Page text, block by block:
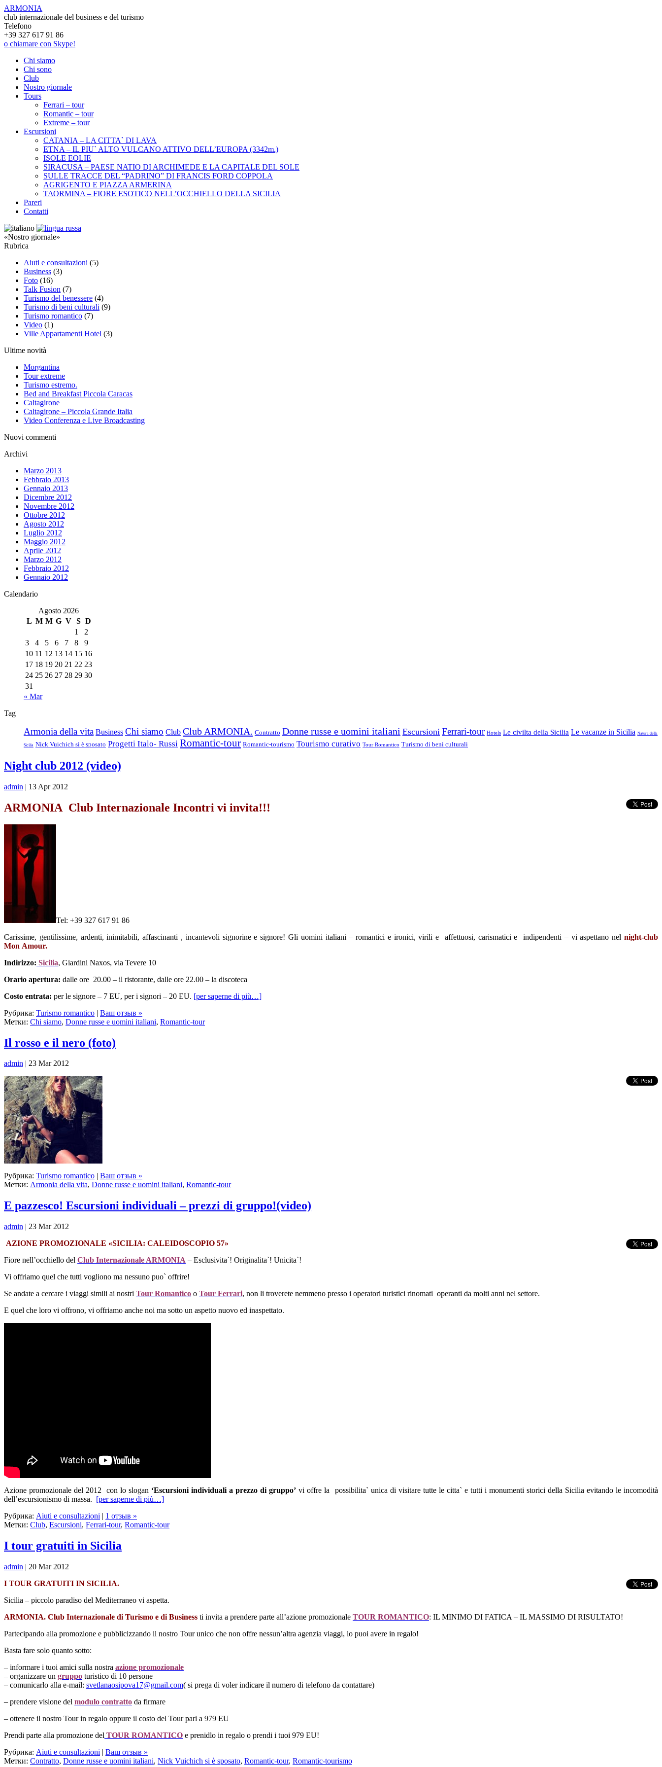
ARMONIA
club internazionale del business e del turismo
Telefono
+39 327 617 91 86
o chiamare con Skype!
Chi siamo
Chi sono
Club
Nostro giornale
Tours
Ferrari – tour
Romantic – tour
Extreme – tour
Escursioni
CATANIA – LA CITTA` DI LAVA
ETNA – IL PIU` ALTO VULCANO ATTIVO DELL’EUROPA (3342m.)
ISOLE EOLIE
SIRACUSA – PAESE NATIO DI ARCHIMEDE E LA CAPITALE DEL SOLE
SULLE TRACCE DEL “PADRINO” DI FRANCIS FORD COPPOLA
АGRIGENTO E PIAZZA ARMERINA
ТАОRMINA – FIORE ESOTICO NELL’OCCHIELLO DELLA SICILIA
Pareri
Contatti
«Nostro giornale»
Rubrica
Aiuti e consultazioni (5)
Business (3)
Foto (16)
Talk Fusion (7)
Turismo del benessere (4)
Turismo di beni culturali (9)
Turismo romantico (7)
Video (1)
Ville Appartamenti Hotel (3)
Ultime novità
Morgantina
Tour extreme
Turismo estremo.
Bed and Breakfast Piccola Caracas
Caltagirone
Caltagirone – Piccola Grande Italia
Video Conferenza e Live Broadcasting
Nuovi commenti
Archivi
Marzo 2013
Febbraio 2013
Gennaio 2013
Dicembre 2012
Novembre 2012
Ottobre 2012
Agosto 2012
Luglio 2012
Maggio 2012
Aprile 2012
Marzo 2012
Febbraio 2012
Gennaio 2012
Calendario
Agosto 2026
L M M G V S D
1
2
3
4 5 6 7 8
9
10 11 12 13 14 15 16
17 18 19 20 21 22 23
24 25 26 27 28 29 30
31
« Mar
Tag
Armonia della vita Business Chi siamo Club Club ARMONIA. Contratto Donne russe e uomini italiani Escursioni Ferrari-tour Hotels Le civilta della Sicilia Le vacanze in Sicilia Natura della
Sicilia Nick Vuichich si è sposato Progetti Italo- Russi Romantic-tour Romantic-tourismo Tourismo curativo Tour Romantico Turismo di beni culturali
Night club 2012 (video)
admin | 13 Apr 2012
ARMONIA Club Internazionale Incontri vi invita!!!
Теl: +39 327 617 91 86
Carissime, gentilissime, ardenti, inimitabili, affascinanti , incantevoli signorine e signore! Gli uomini italiani – romantici e ironici, virili e affettuosi, carismatici e indipendenti – vi aspettano nel night-club
Mon Amour.
Indirizzo: Sicilia, Giardini Naxos, via Tevere 10
Orario apertura: dalle ore 20.00 – il ristorante, dalle ore 22.00 – la discoteca
Costo entrata: per le signore – 7 EU, per i signori – 20 EU. [per saperne di più…]
Рубрика: Turismo romantico | Ваш отзыв »
Метки: Chi siamo, Donne russe e uomini italiani, Romantic-tour
Il rosso e il nero (foto)
admin | 23 Mar 2012
Рубрика: Turismo romantico | Ваш отзыв »
Метки: Armonia della vita, Donne russe e uomini italiani, Romantic-tour
E pazzesco! Escursioni individuali – prezzi di gruppo!(video)
admin | 23 Mar 2012
АZIONE PROMOZIONALE «SICILIA: CALEIDOSCOPIO 57»
Fiore nell’occhiello del Club Internazionale ARMONIA – Esclusivita`! Originalita`! Unicita`!
Vi offriamo quel che tutti vogliono ma nessuno puo` offrire!
Se andate a cercare i viaggi simili ai nostri Tour Romantico o Tour Ferrari, non li troverete nemmeno presso i operatori turistici rinomati operanti da molti anni nel settore.
E quel che loro vi offrono, vi offriamo anche noi ma sotto un aspetto nuovo ed inaspettato.
Azione promozionale del 2012 con lo slogan ‘Escursioni individuali a prezzo di gruppo’ vi offre la possibilita` unica di visitare tutte le citta` e tutti i monumenti storici della Sicilia evitando le incomodità
dell’escursionismo di massa. [per saperne di più…]
Рубрика: Aiuti e consultazioni | 1 отзыв »
Метки: Club, Escursioni, Ferrari-tour, Romantic-tour
I tour gratuiti in Sicilia
admin | 20 Mar 2012
I TOUR GRATUITI IN SICILIA.
Sicilia – piccolo paradiso del Mediterraneo vi aspetta.
ARMONIA. Club Internazionale di Turismo e di Business ti invita a prendere parte all’azione promozionale TOUR ROMANTICO: IL MINIMO DI FATICA – IL MASSIMO DI RISULTATO!
Partecipando alla promozione e pubblicizzando il nostro Tour unico che non offre nessun’altra agenzia viaggi, lo puoi avere in regalo!
Basta fare solo quanto sotto:
– informare i tuoi amici sulla nostra azione promozionale
– organizzare un gruppo turistico di 10 persone
– comunicarlo alla e-mail: svetlanaosipova17@gmail.com( si prega di voler indicare il numero di telefono da contattare)
– prendere visione del modulo contratto da firmare
– ottenere il nostro Tour in regalo oppure il costo del Tour pari a 979 EU
Prendi parte alla promozione del TOUR ROMANTICO e prenidlo in regalo o prendi i tuoi 979 EU!
Рубрика: Aiuti e consultazioni | Ваш отзыв »
Метки: Contratto, Donne russe e uomini italiani, Nick Vuichich si è sposato, Romantic-tour, Romantic-tourismo